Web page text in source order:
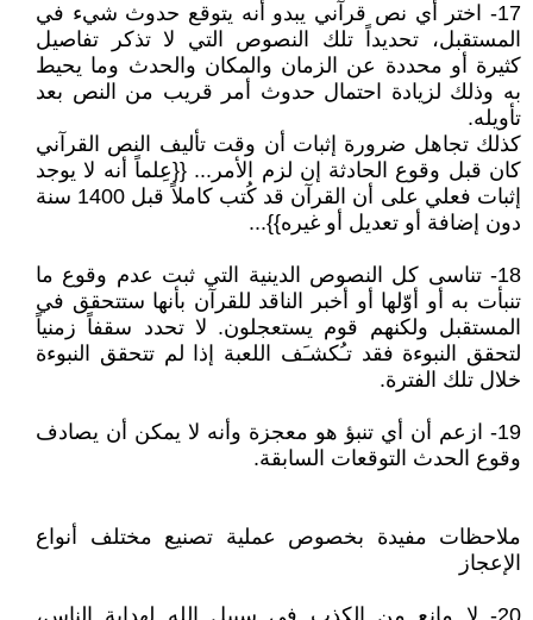
17- اختر أي نص قرآني يبدو أنه يتوقع حدوث شيء في
المستقبل، تحديداً تلك النصوص التي لا تذكر تفاصيل
كثيرة أو محددة عن الزمان والمكان والحدث وما يحيط
به وذلك لزيادة احتمال حدوث أمر قريب من النص بعد
تأويله.
كذلك تجاهل ضرورة إثبات أن وقت تأليف النص القرآني
كان قبل وقوع الحادثة إن لزم الأمر... {{عِلماً أنه لا يوجد
إثبات فعلي على أن القرآن قد كُتب كاملاً قبل 1400 سنة
دون إضافة أو تعديل أو غيره}}...
18- تناسى كل النصوص الدينية التي ثبت عدم وقوع ما
تنبأت به أو أوّلها أو أخبر الناقد للقرآن بأنها ستتحقق في
المستقبل ولكنهم قوم يستعجلون. لا تحدد سقفاً زمنياً
لتحقق النبوءة فقد تـُكشـَف اللعبة إذا لم تتحقق النبوءة
خلال تلك الفترة.
19- ازعم أن أي تنبؤ هو معجزة وأنه لا يمكن أن يصادف
وقوع الحدث التوقعات السابقة.
ملاحظات مفيدة بخصوص عملية تصنيع مختلف أنواع
الإعجاز